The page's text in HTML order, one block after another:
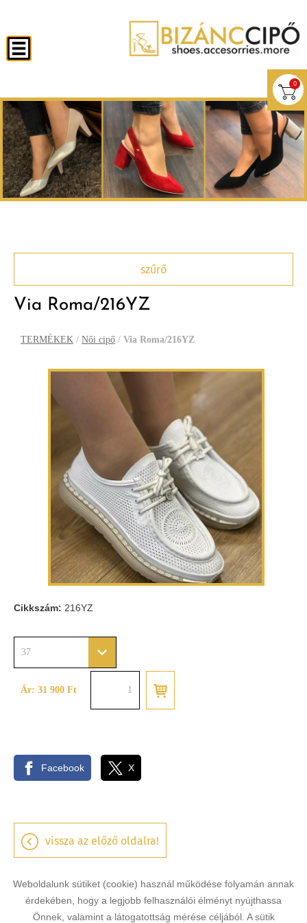
0
szűrő
Via Roma/216YZ
TERMÉKEK / Női cipő / Via Roma/216YZ
37
Ár: 31 900 Ft
Cikkszám: 216YZ
Facebook X
vissza az előző oldalra!
Oldal információk Adatkezelési tájékoztató ÁSZF
Weboldalunk sütiket (cookie) használ működése folyamán annak
érdekében, hogy a legjobb felhasználói élményt nyújthassa
Önnek, valamint a látogatottság mérése céljából. A sütik